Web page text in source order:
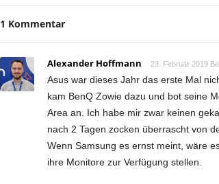
1 Kommentar
Alexander Hoffmann 23. Februar 2019
Asus war dieses Jahr das erste Mal
kam BenQ Zowie dazu und bot seine
Area an. Ich habe mir zwar keinen
nach 2 Tagen zocken überrascht von
Wenn Samsung es ernst meint, wäre
ihre Monitore zur Verfügung stellen.